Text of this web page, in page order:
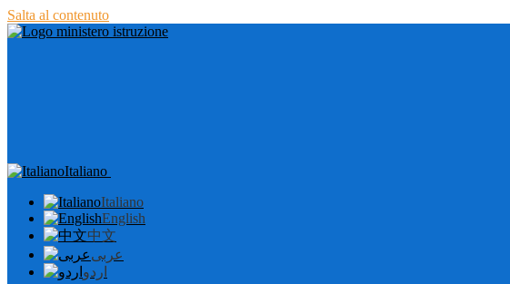
Salta al contenuto
Italiano
Italiano
English
中文
عربى
اردو